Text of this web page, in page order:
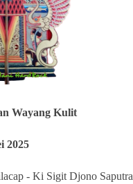
Wayang Kulit
2025
- Ki Sigit Djono Saputra